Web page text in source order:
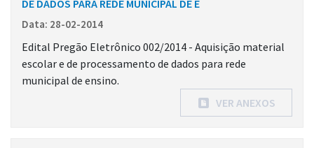
DE DADOS PARA REDE MUNICIPAL DE E
Data: 28-02-2014
Edital Pregão Eletrônico 002/2014 - Aquisição material
escolar e de processamento de dados para rede
municipal de ensino.
VER ANEXOS